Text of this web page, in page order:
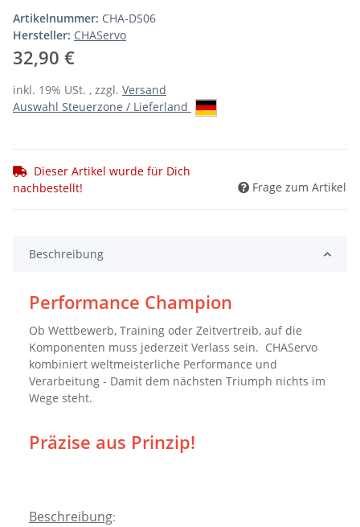
Artikelnummer: CHA-DS06
Hersteller: CHAServo
32,90 €
inkl. 19% USt. , zzgl. Versand
Auswahl Steuerzone / Lieferland
Dieser Artikel wurde für Dich
nachbestellt!
Frage zum Artikel
Beschreibung
Performance Champion
Ob Wettbewerb, Training oder Zeitvertreib, auf die
Komponenten muss jederzeit Verlass sein. CHAServo
kombiniert weltmeisterliche Performance und
Verarbeitung - Damit dem nächsten Triumph nichts im
Wege steht.
Präzise aus Prinzip!
Beschreibung: